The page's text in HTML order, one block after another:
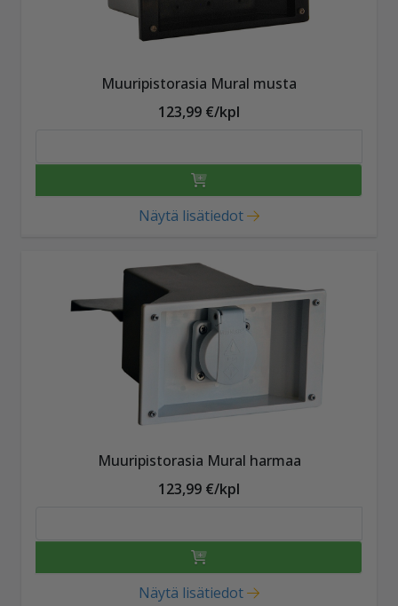
Muuripistorasia Mural musta
123,99 €/kpl
Näytä lisätiedot
Muuripistorasia Mural harmaa
123,99 €/kpl
Näytä lisätiedot